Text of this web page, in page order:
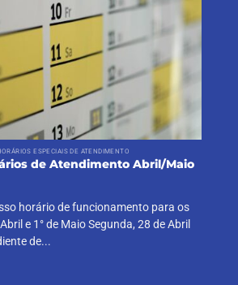
ESPECIAIS DE ATENDIMENTO
de Atendimento Abril/Maio
horário de funcionamento para os
e 1° de Maio Segunda, 28 de Abril
de...